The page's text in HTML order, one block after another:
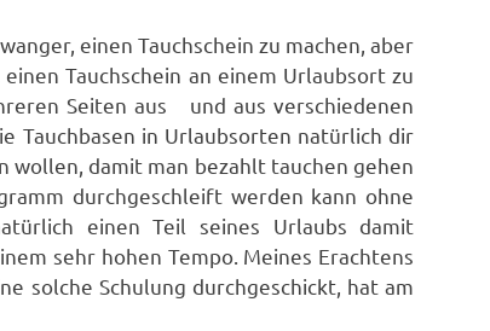
einen Tauchschein zu machen, aber
Tauchschein an einem Urlaubsort zu
Seiten aus und aus verschiedenen
Tauchbasen in Urlaubsorten natürlich dir
wollen, damit man bezahlt tauchen gehen
durchgeschleift werden kann ohne
einen Teil seines Urlaubs damit
sehr hohen Tempo. Meines Erachtens
solche Schulung durchgeschickt, hat am